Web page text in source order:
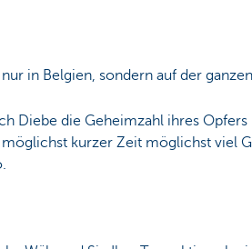
in Belgien, sondern auf der
Diebe die Geheimzahl ihres
kurzer Zeit möglichst viel